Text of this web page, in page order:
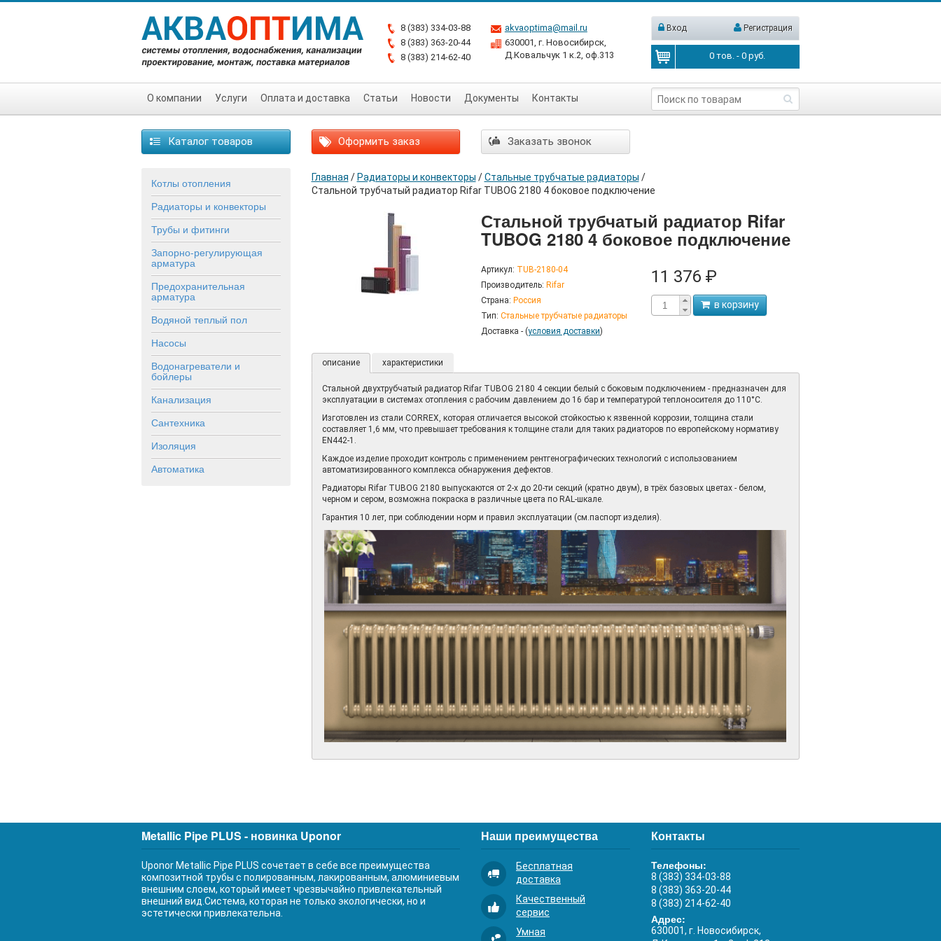
8 (383) 334-03-88
8 (383) 363-20-44
8 (383) 214-62-40
akvaoptima@mail.ru
630001, г. Новосибирск,
Д.Ковальчук 1 к.2, оф.313
Вход Регистрация
0 тов. -0 руб.
О компании Услуги Оплата и доставка Статьи Новости Документы Контакты
Каталог товаров Оформить заказ Заказать звонок
Котлы отопления
Радиаторы и конвекторы
Трубы и фитинги
Запорно-регулирующая
арматура
Предохранительная
арматура
Водяной теплый пол
Насосы
Водонагреватели и
бойлеры
Канализация
Сантехника
Изоляция
Автоматика
Главная / Радиаторы и конвекторы / Стальные трубчатые радиаторы /
Стальной трубчатый радиатор Rifar TUBOG 2180 4 боковое подключение
Стальной трубчатый радиатор Rifar
TUBOG 2180 4 боковое подключение
Артикул: TUB-2180-04
Производитель: Rifar
Страна: Россия
Тип: Стальные трубчатые радиаторы
Доставка - (условия доставки)
11 376 ₽
в корзину
описание характеристики
Стальной двухтрубчатый радиатор Rifar TUBOG 2180 4 секции белый с боковым подключением - предназначен для
эксплуатации в системах отопления с рабочим давлением до 16 бар и температурой теплоносителя до 110°С.
Изготовлен из стали CORREX, которая отличается высокой стойкостью к язвенной коррозии, толщина стали
составляет 1,6 мм, что превышает требования к толщине стали для таких радиаторов по европейскому нормативу
EN442-1.
Каждое изделие проходит контроль с применением рентгенографических технологий с использованием
автоматизированного комплекса обнаружения дефектов.
Радиаторы Rifar TUBOG 2180 выпускаются от 2-х до 20-ти секций (кратно двум), в трёх базовых цветах - белом,
черном и сером, возможна покраска в различные цвета по RAL-шкале.
Гарантия 10 лет, при соблюдении норм и правил эксплуатации (см.паспорт изделия).
Metallic Pipe PLUS - новинка Uponor
Uponor Metallic Pipe PLUS сочетает в себе все преимущества
композитной трубы с полированным, лакированным, алюминиевым
внешним слоем, который имеет чрезвычайно привлекательный
внешний вид.Система, которая не только экологически, но и
эстетически привлекательна.
Наши преимущества
Бесплатная
доставка
Качественный
сервис
Умная
Контакты
Телефоны:
8 (383) 334-03-88
8 (383) 363-20-44
8 (383) 214-62-40
Адрес:
630001, г. Новосибирск,